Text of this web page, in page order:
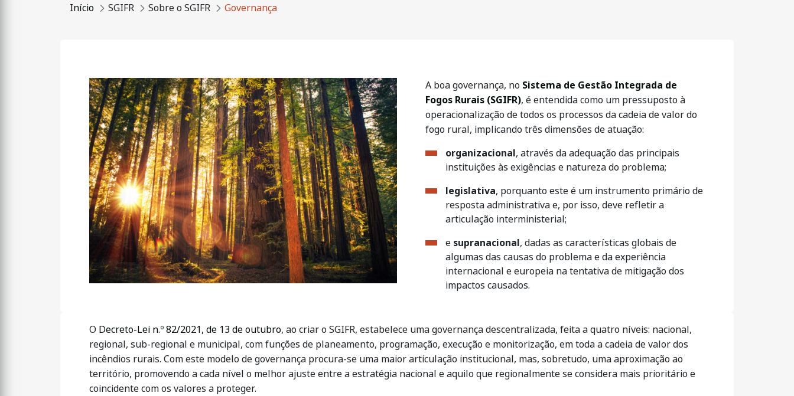
Início SGIFR Sobre o SGIFR Governança
A boa governança, no Sistema de Gestão Integrada de
Fogos Rurais (SGIFR), é entendida como um pressuposto à
operacionalização de todos os processos da cadeia de valor do
fogo rural, implicando três dimensões de atuação:
organizacional, através da adequação das principais
instituições às exigências e natureza do problema;
legislativa, porquanto este é um instrumento primário de
resposta administrativa e, por isso, deve refletir a
articulação interministerial;
e supranacional, dadas as características globais de
algumas das causas do problema e da experiência
internacional e europeia na tentativa de mitigação dos
impactos causados.
O Decreto-Lei n.º 82/2021, de 13 de outubro, ao criar o SGIFR, estabelece uma governança descentralizada, feita a quatro níveis: nacional,
regional, sub-regional e municipal, com funções de planeamento, programação, execução e monitorização, em toda a cadeia de valor dos
incêndios rurais. Com este modelo de governança procura-se uma maior articulação institucional, mas, sobretudo, uma aproximação ao
território, promovendo a cada nível o melhor ajuste entre a estratégia nacional e aquilo que regionalmente se considera mais prioritário e
coincidente com os valores a proteger.